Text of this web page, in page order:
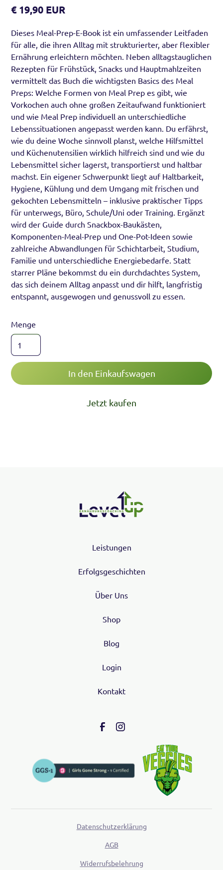
€ 19,90 EUR
Dieses Meal-Prep-E-Book ist ein umfassender Leitfaden
für alle, die ihren Alltag mit strukturierter, aber flexibler
Ernährung erleichtern möchten. Neben alltagstauglichen
Rezepten für Frühstück, Snacks und Hauptmahlzeiten
vermittelt das Buch die wichtigsten Basics des Meal
Preps: Welche Formen von Meal Prep es gibt, wie
Vorkochen auch ohne großen Zeitaufwand funktioniert
und wie Meal Prep individuell an unterschiedliche
Lebenssituationen angepasst werden kann. Du erfährst,
wie du deine Woche sinnvoll planst, welche Hilfsmittel
und Küchenutensilien wirklich hilfreich sind und wie du
Lebensmittel sicher lagerst, transportierst und haltbar
machst. Ein eigener Schwerpunkt liegt auf Haltbarkeit,
Hygiene, Kühlung und dem Umgang mit frischen und
gekochten Lebensmitteln – inklusive praktischer Tipps
für unterwegs, Büro, Schule/Uni oder Training. Ergänzt
wird der Guide durch Snackbox-Baukästen,
Komponenten-Meal-Prep und One-Pot-Ideen sowie
zahlreiche Abwandlungen für Schichtarbeit, Studium,
Familie und unterschiedliche Energiebedarfe. Statt
starrer Pläne bekommst du ein durchdachtes System,
das sich deinem Alltag anpasst und dir hilft, langfristig
entspannt, ausgewogen und genussvoll zu essen.
Menge
Jetzt kaufen
Leistungen
Erfolgsgeschichten
Über Uns
Shop
Blog
Login
Kontakt
Datenschutzerklärung
AGB
Widerrufsbelehrung